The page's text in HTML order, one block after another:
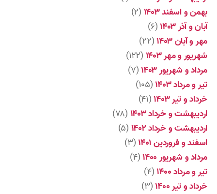
بهمن و اسفند ۱۴۰۳
(۲)
آبان و آذر ۱۴۰۳
(۶)
مهر و آبان ۱۴۰۳
(۲۲)
شهریور و مهر ۱۴۰۳
(۱۲۲)
مرداد و شهریور ۱۴۰۳
(۷)
تیر و مرداد ۱۴۰۳
(۱۰۵)
خرداد و تیر ۱۴۰۳
(۴۱)
اردیبهشت و خرداد ۱۴۰۳
(۷۸)
اردیبهشت و خرداد ۱۴۰۲
(۵)
اسفند و فروردین ۱۴۰۱
(۳)
مرداد و شهریور ۱۴۰۰
(۴)
تیر و مرداد ۱۴۰۰
(۴)
خرداد و تیر ۱۴۰۰
(۳)